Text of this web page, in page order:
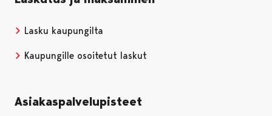
Lasku kaupungilta
Kaupungille osoitetut laskut
Asiakaspalvelupisteet